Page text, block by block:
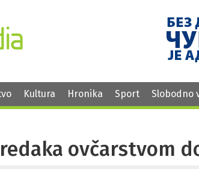
Kultura Hronika Sport Slobodno
ovčarstvom